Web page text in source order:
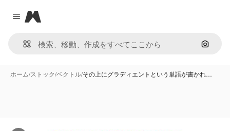
Close menu
Magnific
画像で
ホーム/ストック/ベクトル/その上にグラディエントという単語が書かれ…